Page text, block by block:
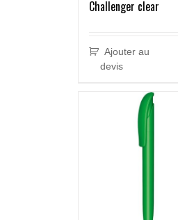
Challenger clear
Ajouter au
devis